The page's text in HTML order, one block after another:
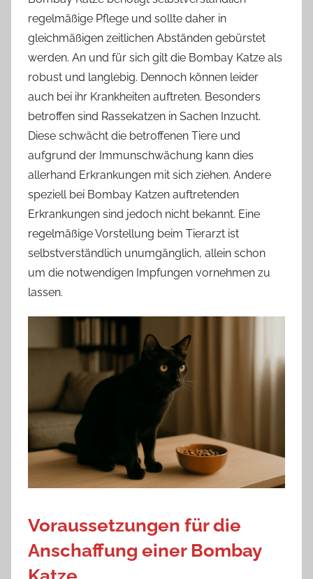
regelmäßige Pflege und sollte daher in
gleichmäßigen zeitlichen Abständen gebürstet
werden. An und für sich gilt die Bombay Katze als
robust und langlebig. Dennoch können leider
auch bei ihr Krankheiten auftreten. Besonders
betroffen sind Rassekatzen in Sachen Inzucht.
Diese schwächt die betroffenen Tiere und
aufgrund der Immunschwächung kann dies
allerhand Erkrankungen mit sich ziehen. Andere
speziell bei Bombay Katzen auftretenden
Erkrankungen sind jedoch nicht bekannt. Eine
regelmäßige Vorstellung beim Tierarzt ist
selbstverständlich unumgänglich, allein schon
um die notwendigen Impfungen vornehmen zu
lassen.
Voraussetzungen für die
Anschaffung einer Bombay